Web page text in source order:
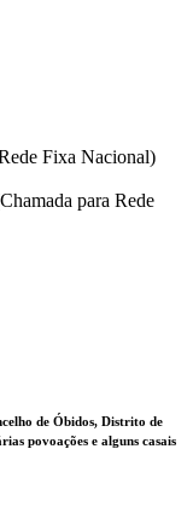
Fixa Nacional)
para Rede
de Óbidos, Distrito de
povoações e alguns casais